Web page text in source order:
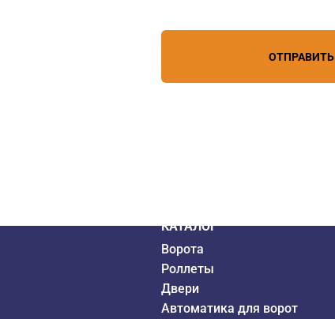
ОТПРАВИТЬ
КАТАЛОГ
Ворота
Роллеты
Двери
Автоматика для ворот